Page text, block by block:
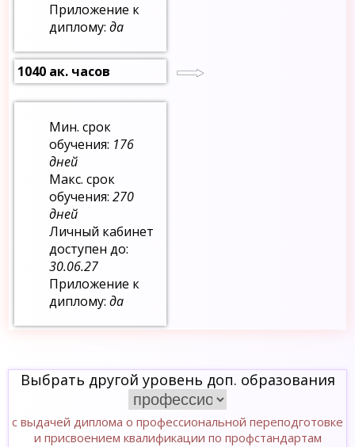
Приложение к
диплому:да
1040 ак. часов
Мин. срок
обучения: 176
дней
Макс. срок
обучения:270
дней
Личный кабинет
доступен до:
30.06.27
Приложение к
диплому:да
Выбрать другой уровень доп. образования
с выдачей диплома о профессиональной переподготовке
и присвоением квалификации по профстандартам